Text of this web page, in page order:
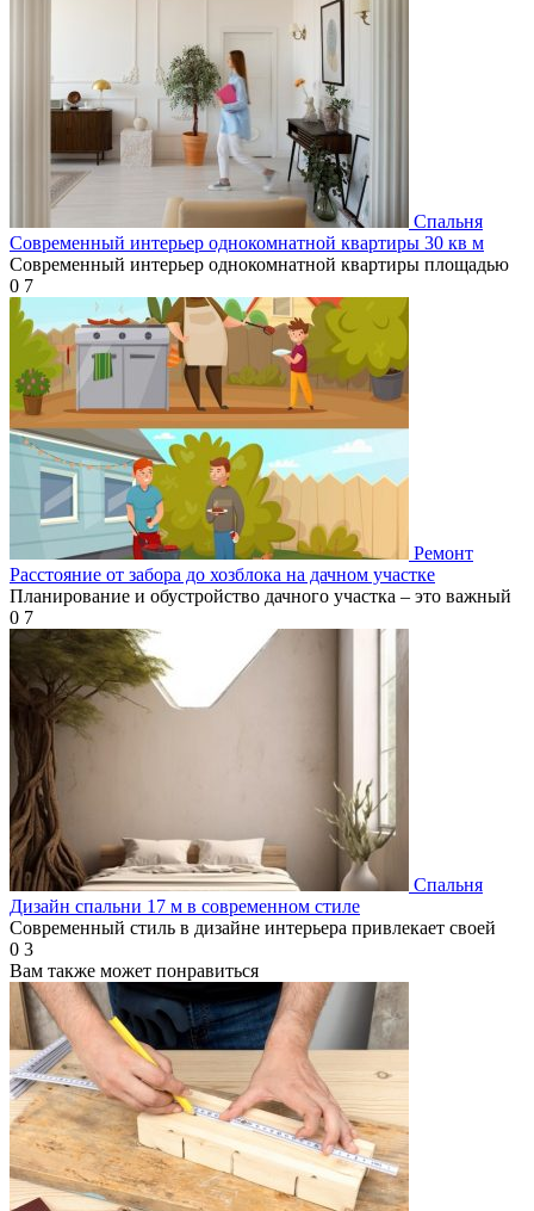
Спальня
Современный интерьер однокомнатной квартиры 30 кв м
Современный интерьер однокомнатной квартиры площадью
0 7
Ремонт
Расстояние от забора до хозблока на дачном участке
Планирование и обустройство дачного участка – это важный
0 7
Спальня
Дизайн спальни 17 м в современном стиле
Современный стиль в дизайне интерьера привлекает своей
0 3
Вам также может понравиться